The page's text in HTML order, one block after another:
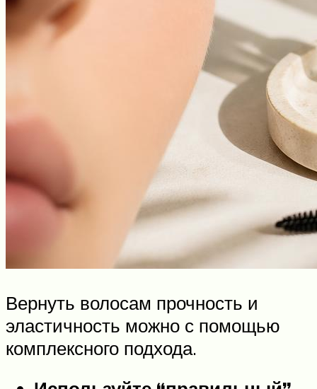
Вернуть волосам прочность и
эластичность можно с помощью
комплексного подхода.